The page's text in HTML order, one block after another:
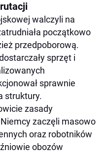
walczyli na
początkowo
przedpoborową.
sprzęt i
sprawnie
struktury.
zasady
zaczęli masowo
oraz robotników
obozów